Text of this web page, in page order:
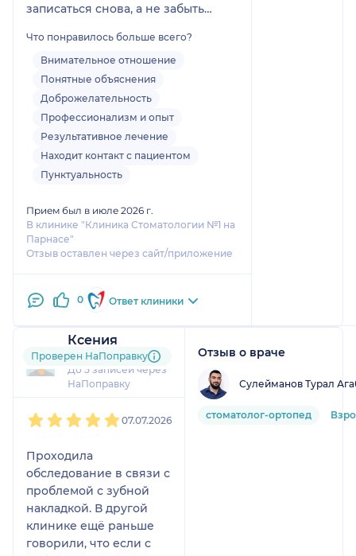
записаться снова, а не забыть
Я думала, таких не существует.
Оказывается, существует.
Татьяна Владимировна
замечательный доктор! Очень
эмпатичная, внимательная!
Объясняет каждое действие во
записаться или нет, то очень
рекомендую обратиться к ней!
Что понравилось больше всего?
Внимательное отношение
Понятные объяснения
Доброжелательность
Профессионализм и опыт
Результативное лечение
Находит контакт с пациентом
Пунктуальность
Прием был в июле 2026 г.
В клинике "Клиника Стоматологии №1 на
Парнасе"
Отзыв оставлен через сайт/приложение
0 Ответ клиники
Ксения
1 отзыв
До 5 записей через
НаПоправку
Проверен НаПоправку
07.07.2026
Проходила
обследование в связи с
проблемой с зубной
накладкой. В другой
клинике ещё раньше
говорили, что если с
Отзыв о враче
Сулейманов Турал
стоматолог-ортопед